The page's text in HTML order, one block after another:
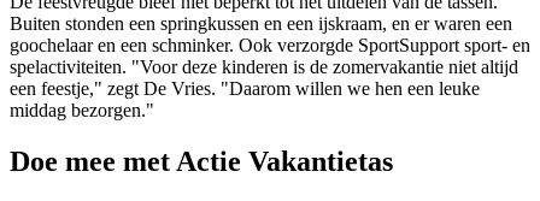
Buiten stonden een springkussen en een ijskraam, en er waren een
goochelaar en een schminker. Ook verzorgde SportSupport sport- en
spelactiviteiten. "Voor deze kinderen is de zomervakantie niet altijd
een feestje," zegt De Vries. "Daarom willen we hen een leuke
middag bezorgen."
Doe mee met Actie Vakantietas